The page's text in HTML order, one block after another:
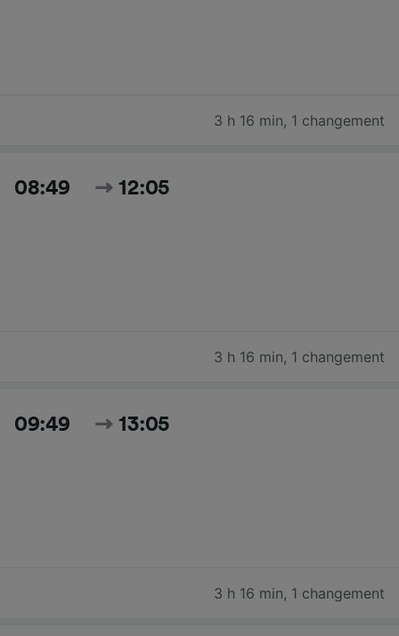
3 h 16 min, 1 changement
08:49 12:05
3 h 16 min, 1 changement
09:49 13:05
3 h 16 min, 1 changement